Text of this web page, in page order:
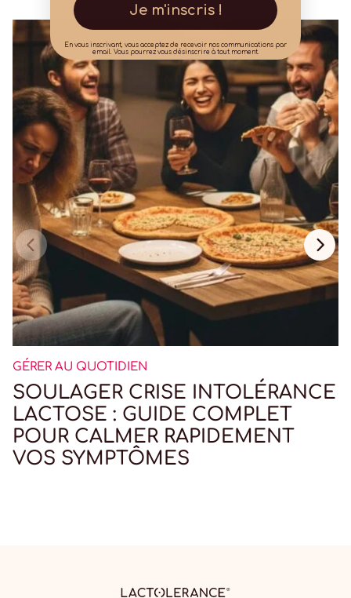
GÉRER AU QUOTIDIEN
SOULAGER CRISE INTOLÉRANCE
LACTOSE : GUIDE COMPLET
POUR CALMER RAPIDEMENT
VOS SYMPTÔMES
Je m'inscris !
En vous inscrivant, vous acceptez de recevoir nos communications par
email. Vous pourrez vous désinscrire à tout moment.